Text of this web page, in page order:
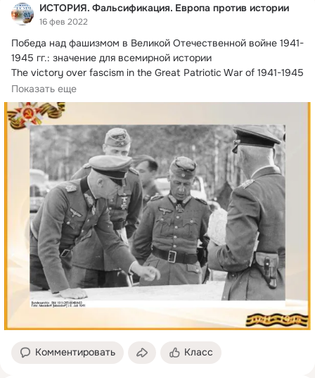
ИСТОРИЯ. Фальсификация. Европа против истории
16 фев 2022
Победа над фашизмом в Великой Отечественной войне 1941-
1945 гг.: значение для всемирной истории
The victory over fascism in the Great Patriotic War of 1941-1945
.: importance to world history
Показать еще
Комментировать Класс